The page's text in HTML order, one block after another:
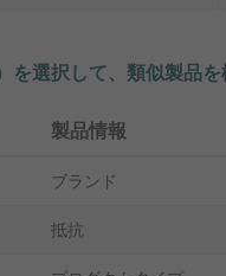
選択して、類似製品を
製品情報
ブランド
抵抗